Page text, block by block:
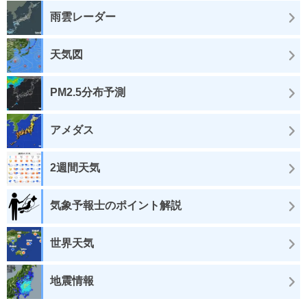
雨雲レーダー
天気図
PM2.5分布予測
アメダス
2週間天気
気象予報士のポイント解説
世界天気
地震情報